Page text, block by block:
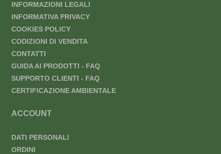
INFORMAZIONI LEGALI
INFORMATIVA PRIVACY
COOKIES POLICY
CODIZIONI DI VENDITA
CONTATTI
GUIDA AI PRODOTTI - FAQ
SUPPORTO CLIENTI - FAQ
CERTIFICAZIONE AMBIENTALE
ACCOUNT
DATI PERSONALI
ORDINI